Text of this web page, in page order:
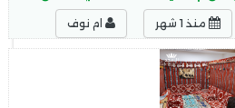
منذ 1 شهر ام نوف